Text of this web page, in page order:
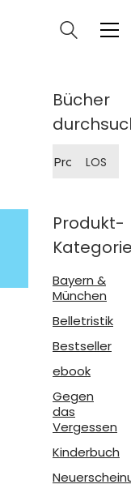
Bücher
nach:
LOS
Produkt-
Bayern &
München
Belletristik
Bestseller
ebook
Gegen
das
Vergessen
Kinderbuch